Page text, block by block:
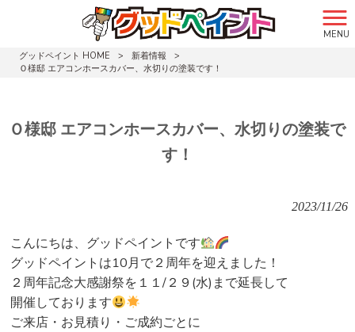
MENU
グッドペイント HOME
> 新着情報
>
Ｏ様邸 エアコンホースカバー、水切りの塗装です！
Ｏ様邸 エアコンホースカバー、水切りの塗装で
す！
2023/11/26
こんにちは、グッドペイントです
グッドペイントは10月で２周年を迎えました！
２周年記念大感謝祭を１１/２９(水)まで延長して
開催しております
ご来店・お見積り・ご成約ごとに